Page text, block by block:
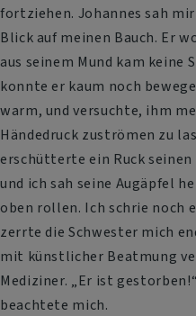
fortziehen. Johannes sah
Blick auf meinen Bauch. Er
aus seinem Mund kam keine
konnte er kaum noch
warm, und versuchte, ihm
Händedruck zuströmen zu
erschütterte ein Ruck seinen
und ich sah seine Augäpfel
oben rollen. Ich schrie noch
zerrte die Schwester mich
mit künstlicher Beatmung
Mediziner. „Er ist
beachtete mich.